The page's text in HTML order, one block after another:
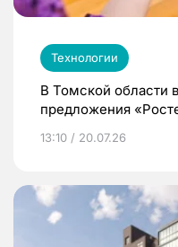
Технологии
В Томской области
предложения
13:10 / 20.07.26